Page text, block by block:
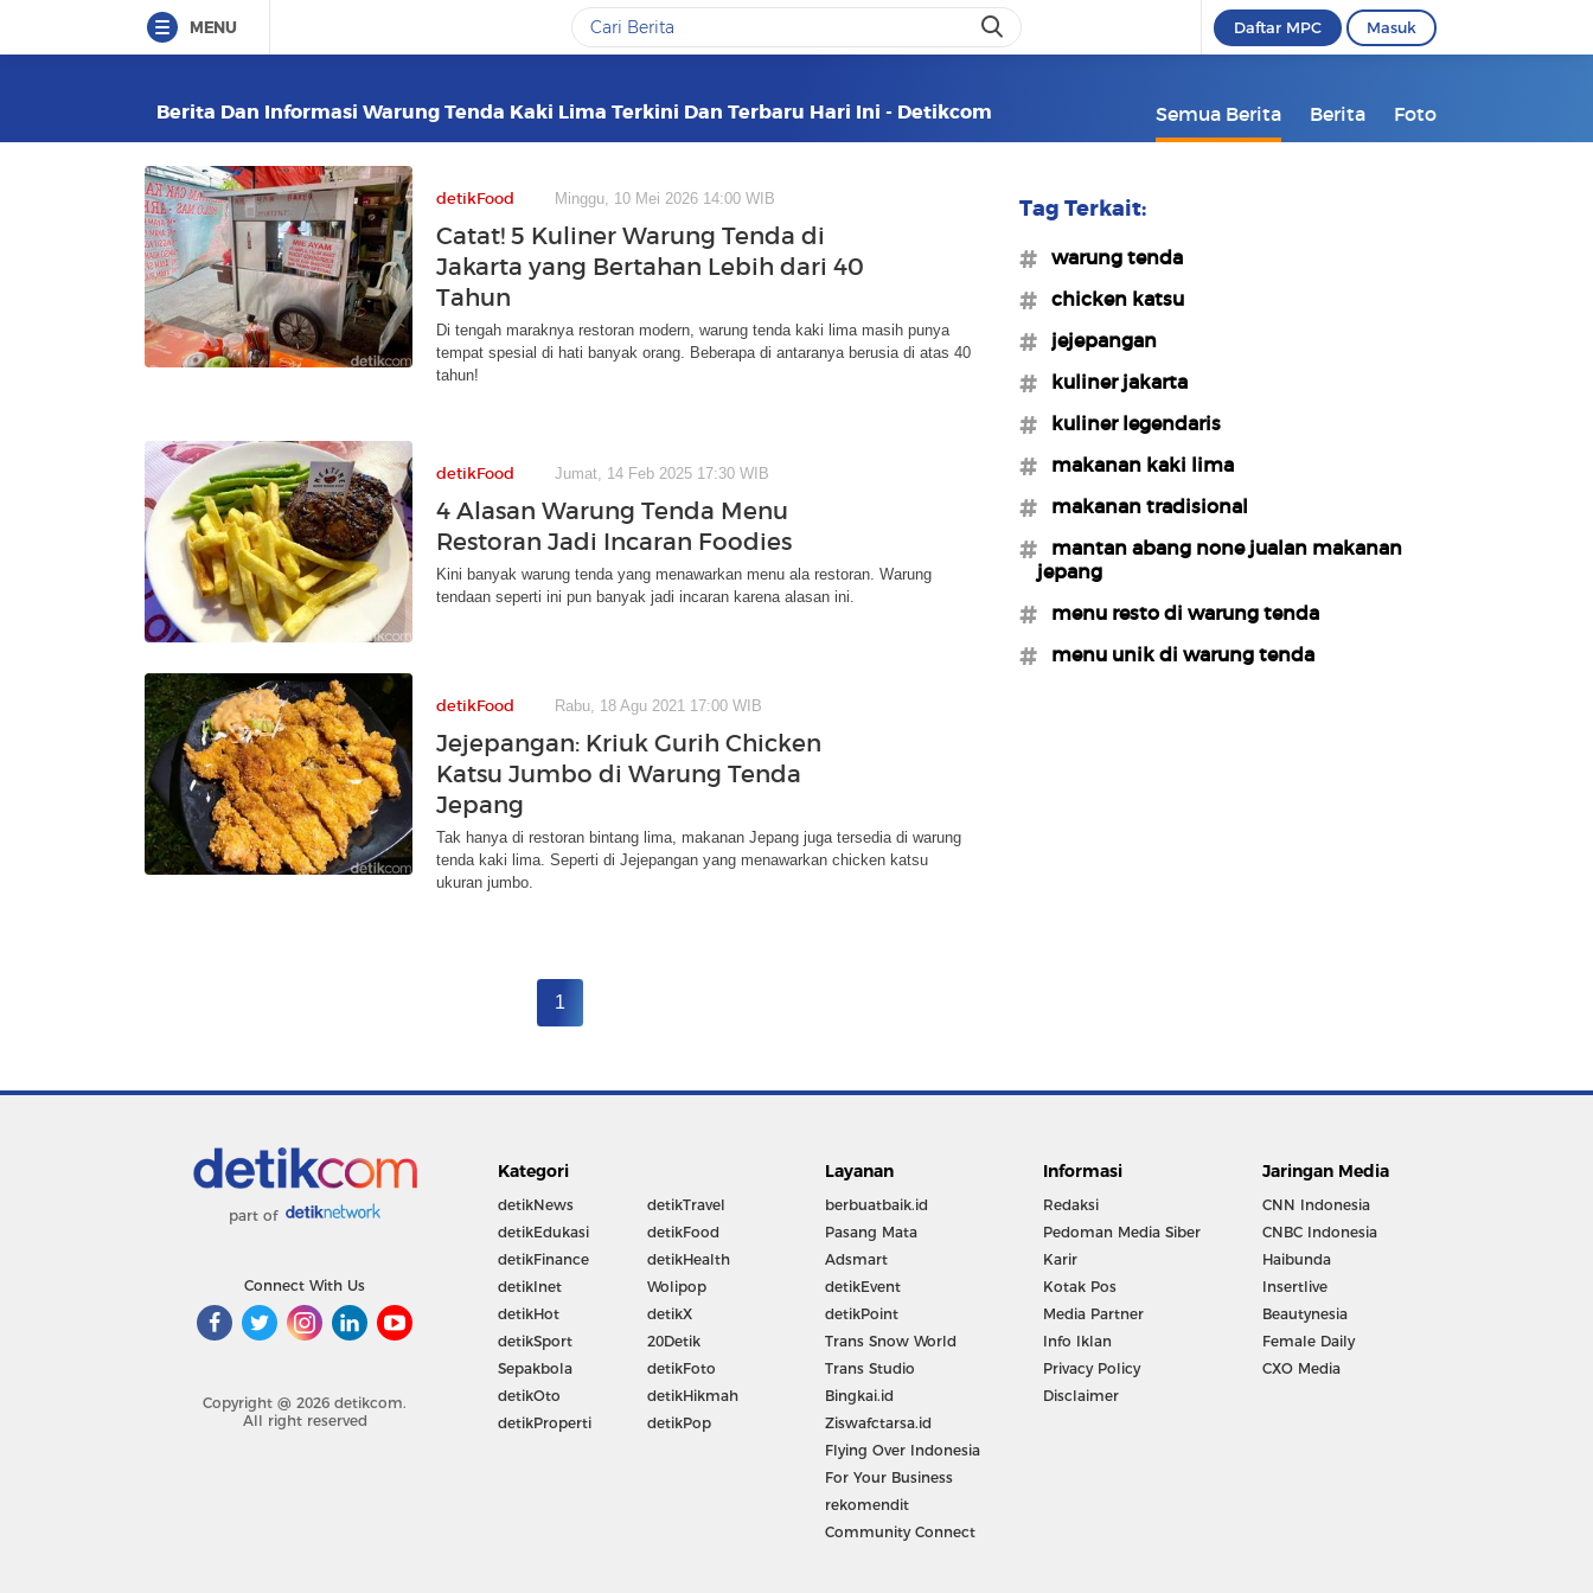
MENU Daftar MPC Masuk
Berita Dan Informasi Warung Tenda Kaki Lima Terkini Dan Terbaru Hari Ini - Detikcom Semua Berita Berita Foto
detikFood Minggu, 10 Mei 2026 14:00 WIB
Catat! 5 Kuliner Warung Tenda di
Jakarta yang Bertahan Lebih dari 40
Tahun
Di tengah maraknya restoran modern, warung tenda kaki lima masih punya
tempat spesial di hati banyak orang. Beberapa di antaranya berusia di atas 40
tahun!
detikFood Jumat, 14 Feb 2025 17:30 WIB
4 Alasan Warung Tenda Menu
Restoran Jadi Incaran Foodies
Kini banyak warung tenda yang menawarkan menu ala restoran. Warung
tendaan seperti ini pun banyak jadi incaran karena alasan ini.
detikFood Rabu, 18 Agu 2021 17:00 WIB
Jejepangan: Kriuk Gurih Chicken
Katsu Jumbo di Warung Tenda
Jepang
Tak hanya di restoran bintang lima, makanan Jepang juga tersedia di warung
tenda kaki lima. Seperti di Jejepangan yang menawarkan chicken katsu
ukuran jumbo.
1
Tag Terkait:
#warung tenda
#chicken katsu
#jejepangan
#kuliner jakarta
#kuliner legendaris
#makanan kaki lima
#makanan tradisional
#mantan abang none jualan makanan
jepang
#menu resto di warung tenda
#menu unik di warung tenda
part of
Connect With Us
Copyright @ 2026 detikcom.
All right reserved
Kategori
detikNews
detikEdukasi
detikFinance
detikInet
detikHot
detikSport
Sepakbola
detikOto
detikProperti
detikTravel
detikFood
detikHealth
Wolipop
detikX
20Detik
detikFoto
detikHikmah
detikPop
Layanan
berbuatbaik.id
Pasang Mata
Adsmart
detikEvent
detikPoint
Trans Snow World
Trans Studio
Bingkai.id
Ziswafctarsa.id
Flying Over Indonesia
For Your Business
rekomendit
Community Connect
Informasi
Redaksi
Pedoman Media Siber
Karir
Kotak Pos
Media Partner
Info Iklan
Privacy Policy
Disclaimer
Jaringan Media
CNN Indonesia
CNBC Indonesia
Haibunda
Insertlive
Beautynesia
Female Daily
CXO Media